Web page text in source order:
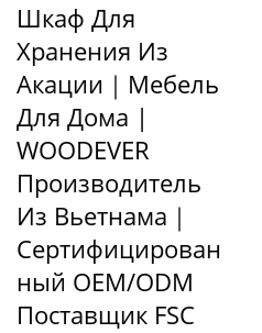
Шкаф Для
Хранения Из
Акации｜Мебель
Для Дома |
WOODEVER
Производитель
Из Вьетнама｜
Сертифицирован
Ный OEM/ODM
Поставщик FSC